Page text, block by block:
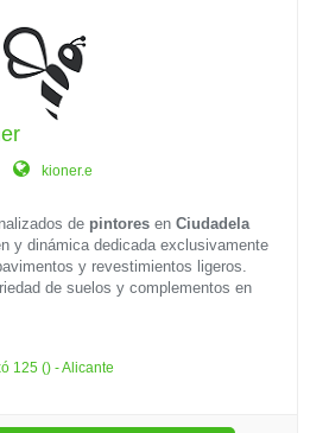
kioner.e
de pintores en Ciudadela
y dinámica dedicada exclusivamente
y revestimientos ligeros.
de suelos y complementos en
125 () - Alicante